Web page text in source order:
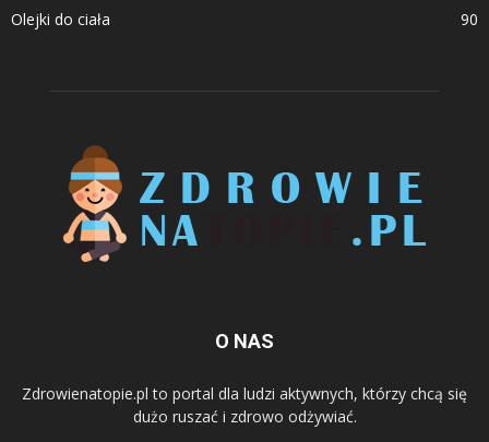
Olejki do ciała
90
O NAS
Zdrowienatopie.pl to portal dla ludzi aktywnych, którzy chcą się
dużo ruszać i zdrowo odżywiać.